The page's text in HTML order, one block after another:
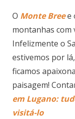
O Monte Breee
montanhas com
Infelizmente o
estivemos por
ficamos
paisagem!
em Lugano:
visitá-lo